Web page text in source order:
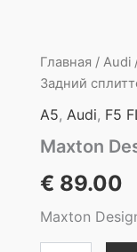
Главная / Audi
Задний
A5, Audi, F5
Maxton
€ 89.00
Maxton